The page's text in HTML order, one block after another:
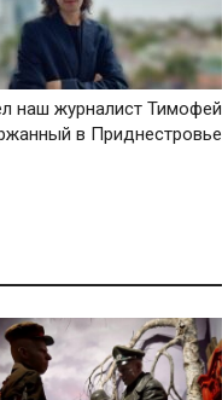
наш журналист Тимофей
в Приднестровье